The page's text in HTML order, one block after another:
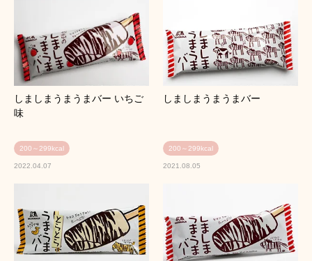
しましまうまうまバー いちご
味
200～299kcal
2022.04.07
しましまうまうまバー
200～299kcal
2021.08.05